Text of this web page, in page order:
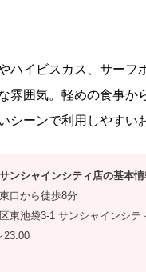
ハイビスカス、サーフ
雰囲気。軽めの食事か
シーンで利用しやすい
ンシャインシティ店の基本情
口から徒歩8分
東池袋3-1 サンシャインシテ
23:00